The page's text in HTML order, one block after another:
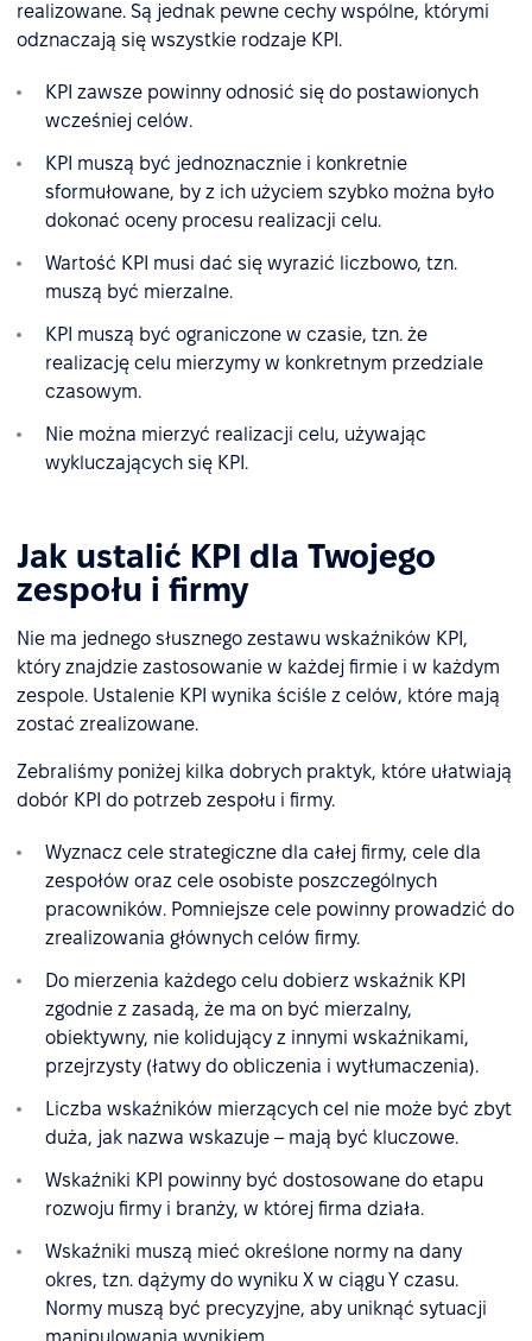
realizowane. Są jednak pewne cechy wspólne, którymi
odznaczają się wszystkie rodzaje KPI.
KPI zawsze powinny odnosić się do postawionych
wcześniej celów.
KPI muszą być jednoznacznie i konkretnie
sformułowane, by z ich użyciem szybko można było
dokonać oceny procesu realizacji celu.
Wartość KPI musi dać się wyrazić liczbowo, tzn.
muszą być mierzalne.
KPI muszą być ograniczone w czasie, tzn. że
realizację celu mierzymy w konkretnym przedziale
czasowym.
Nie można mierzyć realizacji celu, używając
wykluczających się KPI.
Jak ustalić KPI dla Twojego
zespołu i firmy
Nie ma jednego słusznego zestawu wskaźników KPI,
który znajdzie zastosowanie w każdej firmie i w każdym
zespole. Ustalenie KPI wynika ściśle z celów, które mają
zostać zrealizowane.
Zebraliśmy poniżej kilka dobrych praktyk, które ułatwiają
dobór KPI do potrzeb zespołu i firmy.
Wyznacz cele strategiczne dla całej firmy, cele dla
zespołów oraz cele osobiste poszczególnych
pracowników. Pomniejsze cele powinny prowadzić do
zrealizowania głównych celów firmy.
Do mierzenia każdego celu dobierz wskaźnik KPI
zgodnie z zasadą, że ma on być mierzalny,
obiektywny, nie kolidujący z innymi wskaźnikami,
przejrzysty (łatwy do obliczenia i wytłumaczenia).
Liczba wskaźników mierzących cel nie może być zbyt
duża, jak nazwa wskazuje – mają być kluczowe.
Wskaźniki KPI powinny być dostosowane do etapu
rozwoju firmy i branży, w której firma działa.
Wskaźniki muszą mieć określone normy na dany
okres, tzn. dążymy do wyniku X w ciągu Y czasu.
Normy muszą być precyzyjne, aby uniknąć sytuacji
manipulowania wynikiem.